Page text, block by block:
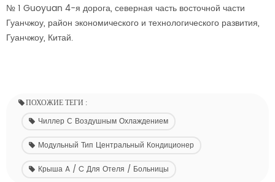
№ 1 Guoyuan 4-я дорога, северная часть восточной части
Гуанчжоу, район экономического и технологического развития,
Гуанчжоу, Китай.
ПОХОЖИЕ ТЕГИ :
Чиллер С Воздушным Охлаждением
Модульный Тип Центральный Кондиционер
Крыша A / C Для Отеля / Больницы